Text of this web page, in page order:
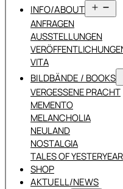
INFO/ABOUT
ANFRAGEN
AUSSTELLUNGEN
VITA
BILDBÄNDE / BOOKS
VERGESSENE PRACHT
MEMENTO
MELANCHOLIA
NEULAND
NOSTALGIA
TALES OF YESTERYEAR
SHOP
AKTUELL/NEWS